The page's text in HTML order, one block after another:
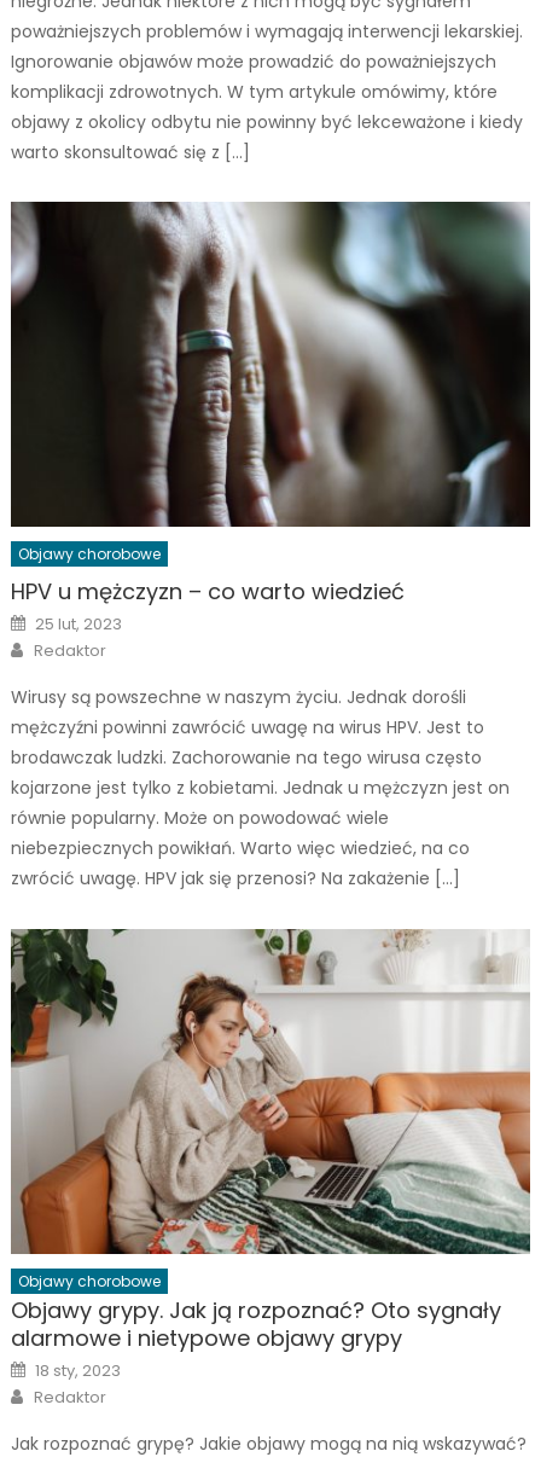
poważniejszych problemów i wymagają interwencji lekarskiej.
Ignorowanie objawów może prowadzić do poważniejszych
komplikacji zdrowotnych. W tym artykule omówimy, które
objawy z okolicy odbytu nie powinny być lekceważone i kiedy
warto skonsultować się z […]
Objawy chorobowe
HPV u mężczyzn – co warto wiedzieć
Posted
on
25 lut, 2023
Author
Redaktor
Wirusy są powszechne w naszym życiu. Jednak dorośli
mężczyźni powinni zawrócić uwagę na wirus HPV. Jest to
brodawczak ludzki. Zachorowanie na tego wirusa często
kojarzone jest tylko z kobietami. Jednak u mężczyzn jest on
równie popularny. Może on powodować wiele
niebezpiecznych powikłań. Warto więc wiedzieć, na co
zwrócić uwagę. HPV jak się przenosi? Na zakażenie […]
Objawy chorobowe
Objawy grypy. Jak ją rozpoznać? Oto sygnały
alarmowe i nietypowe objawy grypy
Posted
on
18 sty, 2023
Author
Redaktor
Jak rozpoznać grypę? Jakie objawy mogą na nią wskazywać?